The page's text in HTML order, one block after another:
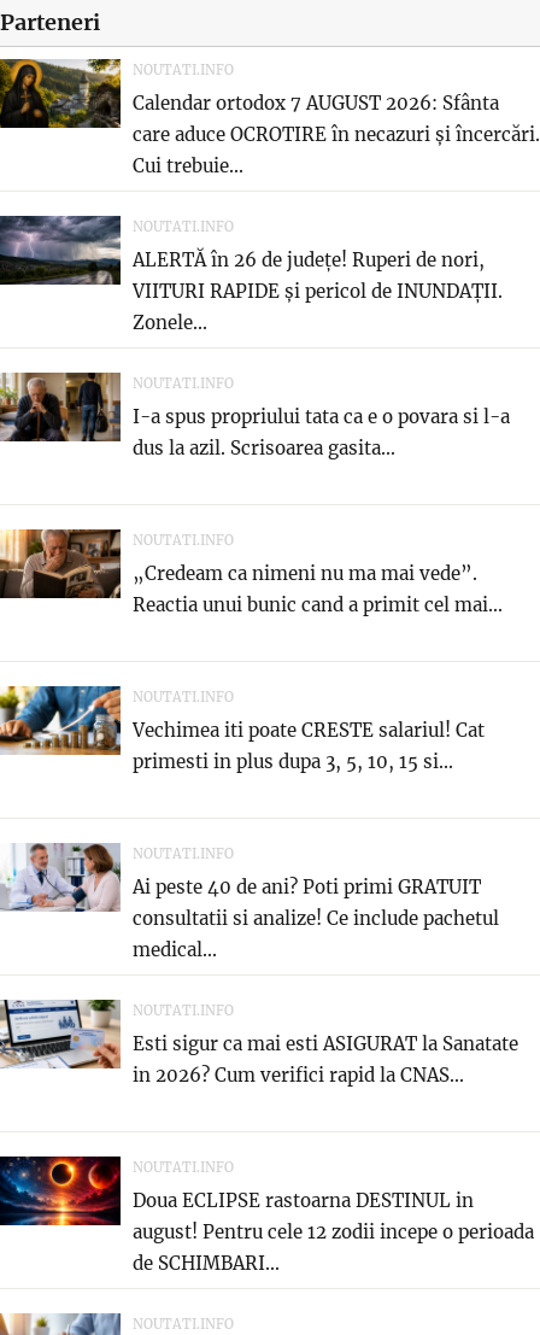
Parteneri
NOUTATI.INFO
Calendar ortodox 7 AUGUST 2026: Sfânta
care aduce OCROTIRE în necazuri și încercări.
Cui trebuie...
NOUTATI.INFO
ALERTĂ în 26 de județe! Ruperi de nori,
VIITURI RAPIDE și pericol de INUNDAȚII.
Zonele...
NOUTATI.INFO
I-a spus propriului tata ca e o povara si l-a
dus la azil. Scrisoarea gasita...
NOUTATI.INFO
„Credeam ca nimeni nu ma mai vede”.
Reactia unui bunic cand a primit cel mai...
NOUTATI.INFO
Vechimea iti poate CRESTE salariul! Cat
primesti in plus dupa 3, 5, 10, 15 si...
NOUTATI.INFO
Ai peste 40 de ani? Poti primi GRATUIT
consultatii si analize! Ce include pachetul
medical...
NOUTATI.INFO
Esti sigur ca mai esti ASIGURAT la Sanatate
in 2026? Cum verifici rapid la CNAS...
NOUTATI.INFO
Doua ECLIPSE rastoarna DESTINUL in
august! Pentru cele 12 zodii incepe o perioada
de SCHIMBARI...
NOUTATI.INFO